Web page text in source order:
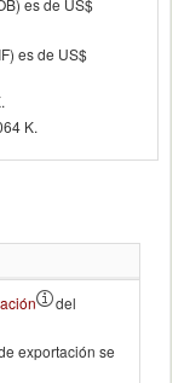
es de US$
es de US$
K.
del
exportación se